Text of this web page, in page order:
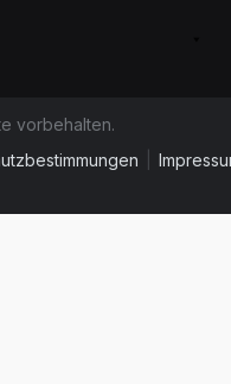
vorbehalten.